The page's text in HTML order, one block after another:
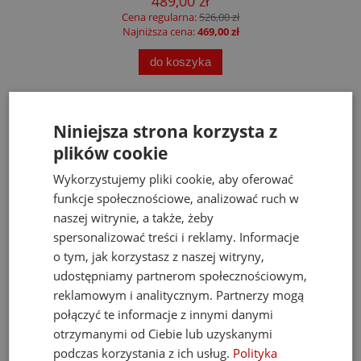
Cena regularna:526,00 zł
Najniższa cena:469,00 zł
do koszyka
Opinie Pytania i odpowiedzi
Ocena produktu Ocena sklepu
5
Opinie, z których została wyliczona średnia, są
wystawione przez zweryfikowanych klientów,
którzy dokonali zakupu w sklepie.
4
3
2
Niniejsza strona korzysta z
plików cookie
Wykorzystujemy pliki cookie, aby oferować
funkcje społecznościowe, analizować ruch w
naszej witrynie, a także, żeby
spersonalizować treści i reklamy. Informacje
o tym, jak korzystasz z naszej witryny,
udostępniamy partnerom społecznościowym,
reklamowym i analitycznym. Partnerzy mogą
połączyć te informacje z innymi danymi
otrzymanymi od Ciebie lub uzyskanymi
podczas korzystania z ich usług. Polityka